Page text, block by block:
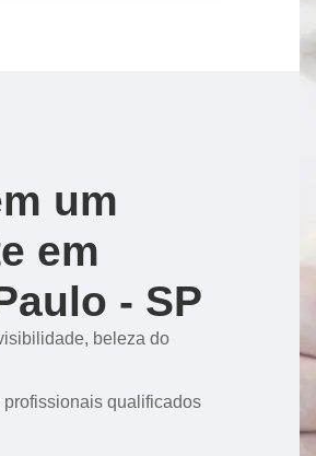
um
em
- SP
beleza do
qualificados